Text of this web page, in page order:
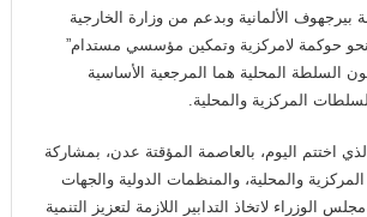
الألمانية وبدعم من وزارة الخارجية
حوكمة لامركزية وتمكين مؤسسي مستدام”
السلطة المحلية هما المرجعية الأساسية
المركزية والمحلية.
اختتم اليوم، بالعاصمة المؤقتة عدن، بمشاركة
والمحلية، والمنظمات الدولية والجهات
الوزراء لاتخاذ التدابير اللازمة لتعزيز التنمية